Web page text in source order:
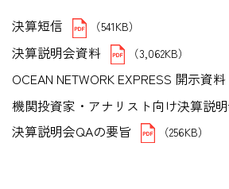
決算短信 （541KB）
決算説明会資料 （3,062KB）
OCEAN NETWORK EXPRESS 開示資料
機関投資家・アナリスト向け決算説
決算説明会QAの要旨
（256KB）